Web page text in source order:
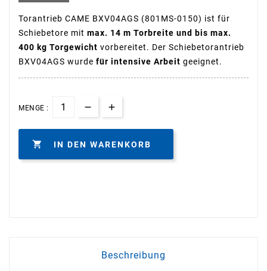
Torantrieb CAME BXV04AGS (801MS-0150) ist für
Schiebetore mit max. 14 m Torbreite und bis max.
400 kg Torgewicht vorbereitet. Der Schiebetorantrieb
BXV04AGS wurde für intensive Arbeit geeignet.
MENGE :
 IN DEN WARENKORB
Beschreibung